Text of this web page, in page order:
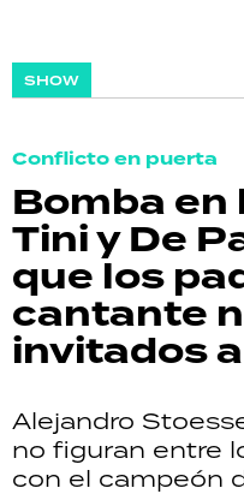
SHOW
Conflicto en puerta
Bomba en
Tini y De
que los
cantante
invitados
Alejandro
no figuran entre
con el campeón